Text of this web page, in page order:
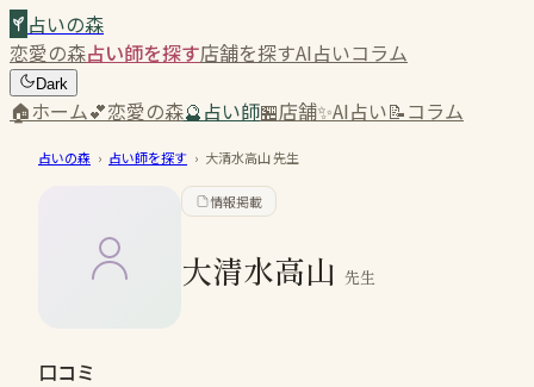
占いの森
恋愛の森占い師を探す店舗を探すAI占いコラム
Dark
🏠ホーム💕恋愛の森🔮占い師🏪店舗✨AI占い📝コラム
占いの森 › 占い師を探す › 大清水高山先生
情報掲載
大清水高山 先生
口コミ